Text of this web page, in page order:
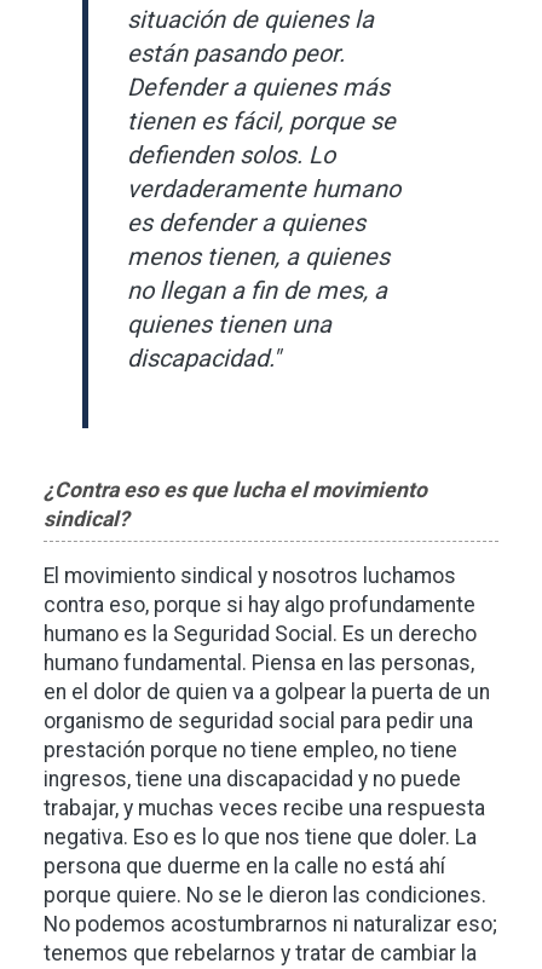
situación de quienes la
están pasando peor.
Defender a quienes más
tienen es fácil, porque se
defienden solos. Lo
verdaderamente humano
es defender a quienes
menos tienen, a quienes
no llegan a fin de mes, a
quienes tienen una
discapacidad."
¿Contra eso es que lucha el movimiento
sindical?
El movimiento sindical y nosotros luchamos
contra eso, porque si hay algo profundamente
humano es la Seguridad Social. Es un derecho
humano fundamental. Piensa en las personas,
en el dolor de quien va a golpear la puerta de un
organismo de seguridad social para pedir una
prestación porque no tiene empleo, no tiene
ingresos, tiene una discapacidad y no puede
trabajar, y muchas veces recibe una respuesta
negativa. Eso es lo que nos tiene que doler. La
persona que duerme en la calle no está ahí
porque quiere. No se le dieron las condiciones.
No podemos acostumbrarnos ni naturalizar eso;
tenemos que rebelarnos y tratar de cambiar la